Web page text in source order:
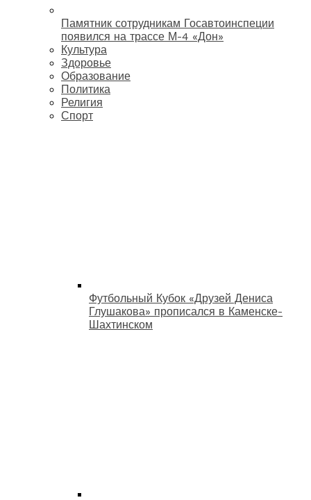
Памятник сотрудникам Госавтоинспеции
появился на трассе М-4 «Дон»
Культура
Здоровье
Образование
Политика
Религия
Спорт
Футбольный Кубок «Друзей Дениса
Глушакова» прописался в Каменске-
Шахтинском